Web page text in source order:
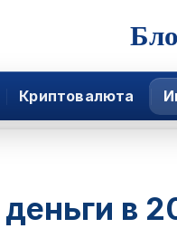
Криптовалюта
в